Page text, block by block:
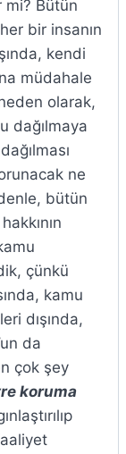
Bütün
bir insanın
kendi
müdahale
olarak,
dağılmaya
ne
bütün
çünkü
kamu
dışında,
un da
çok şey
koruma